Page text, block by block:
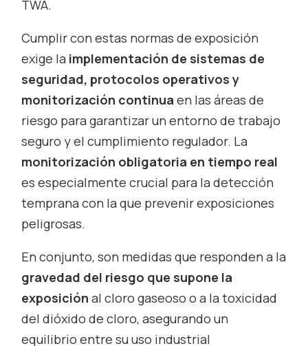
TWA.
Cumplir con estas normas de exposición
exige la implementación de sistemas de
seguridad, protocolos operativos y
monitorización continua en las áreas de
riesgo para garantizar un entorno de trabajo
seguro y el cumplimiento regulador. La
monitorización obligatoria en tiempo real
es especialmente crucial para la detección
temprana con la que prevenir exposiciones
peligrosas.
En conjunto, son medidas que responden a la
gravedad del riesgo que supone la
exposición al cloro gaseoso o a la toxicidad
del dióxido de cloro, asegurando un
equilibrio entre su uso industrial